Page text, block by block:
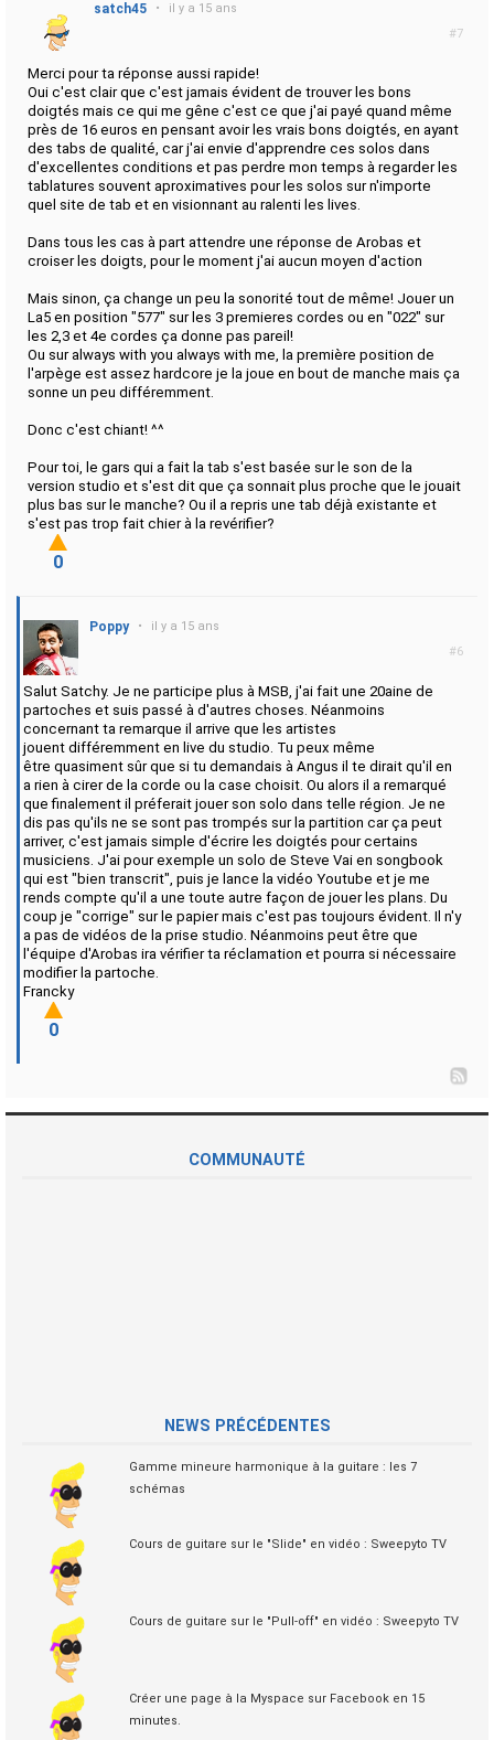
#7
satch45 • il y a 15 ans
Merci pour ta réponse aussi rapide!
Oui c'est clair que c'est jamais évident de trouver les bons
doigtés mais ce qui me gêne c'est ce que j'ai payé quand même
près de 16 euros en pensant avoir les vrais bons doigtés, en ayant
des tabs de qualité, car j'ai envie d'apprendre ces solos dans
d'excellentes conditions et pas perdre mon temps à regarder les
tablatures souvent aproximatives pour les solos sur n'importe
quel site de tab et en visionnant au ralenti les lives.
Dans tous les cas à part attendre une réponse de Arobas et
croiser les doigts, pour le moment j'ai aucun moyen d'action
Mais sinon, ça change un peu la sonorité tout de même! Jouer un
La5 en position "577" sur les 3 premieres cordes ou en "022" sur
les 2,3 et 4e cordes ça donne pas pareil!
Ou sur always with you always with me, la première position de
l'arpège est assez hardcore je la joue en bout de manche mais ça
sonne un peu différemment.
Donc c'est chiant! ^^
Pour toi, le gars qui a fait la tab s'est basée sur le son de la
version studio et s'est dit que ça sonnait plus proche que le jouait
plus bas sur le manche? Ou il a repris une tab déjà existante et
s'est pas trop fait chier à la revérifier?
0
#6
Poppy • il y a 15 ans
Salut Satchy. Je ne participe plus à MSB, j'ai fait une 20aine de
partoches et suis passé à d'autres choses. Néanmoins
concernant ta remarque il arrive que les artistes
jouent différemment en live du studio. Tu peux même
être quasiment sûr que si tu demandais à Angus il te dirait qu'il en
a rien à cirer de la corde ou la case choisit. Ou alors il a remarqué
que finalement il préferait jouer son solo dans telle région. Je ne
dis pas qu'ils ne se sont pas trompés sur la partition car ça peut
arriver, c'est jamais simple d'écrire les doigtés pour certains
musiciens. J'ai pour exemple un solo de Steve Vai en songbook
qui est "bien transcrit", puis je lance la vidéo Youtube et je me
rends compte qu'il a une toute autre façon de jouer les plans. Du
coup je "corrige" sur le papier mais c'est pas toujours évident. Il n'y
a pas de vidéos de la prise studio. Néanmoins peut être que
l'équipe d'Arobas ira vérifier ta réclamation et pourra si nécessaire
modifier la partoche.
Francky
0
COMMUNAUTÉ
NEWS PRÉCÉDENTES
Gamme mineure harmonique à la guitare : les 7
schémas
Cours de guitare sur le "Slide" en vidéo : Sweepyto TV
Cours de guitare sur le "Pull-off" en vidéo : Sweepyto TV
Créer une page à la Myspace sur Facebook en 15
minutes.